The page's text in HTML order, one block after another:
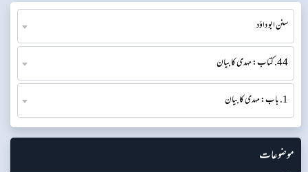
سنن ابو داؤد
44. کتاب: مہدی کا بیان
1. باب: مہدی کا بیان
موضوعات